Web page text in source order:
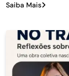
Saiba Mais